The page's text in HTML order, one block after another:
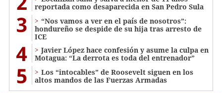
reportada como desaparecida en San Pedro Sula
3
“Nos vamos a ver en el país de nosotros”:
hondureño se despide de su hija tras arresto de
ICE
4
Javier López hace confesión y asume la culpa en
Motagua: “La derrota es toda del entrenador”
5
Los “intocables” de Roosevelt siguen en los
altos mandos de las Fuerzas Armadas